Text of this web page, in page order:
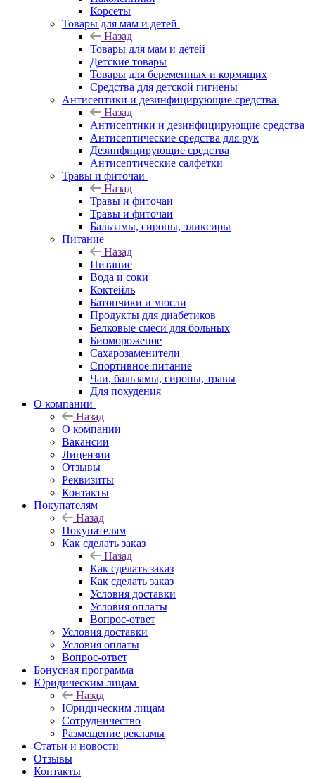
Корсеты
Товары для мам и детей
Назад
Товары для мам и детей
Детские товары
Товары для беременных и кормящих
Средства для детской гигиены
Антисептики и дезинфицирующие средства
Назад
Антисептики и дезинфицирующие средства
Антисептические средства для рук
Дезинфицирующие средства
Антисептические салфетки
Травы и фиточаи
Назад
Травы и фиточаи
Травы и фиточаи
Бальзамы, сиропы, эликсиры
Питание
Назад
Питание
Вода и соки
Коктейль
Батончики и мюсли
Продукты для диабетиков
Белковые смеси для больных
Биомороженое
Сахарозаменители
Спортивное питание
Чаи, бальзамы, сиропы, травы
Для похудения
О компании
Назад
О компании
Вакансии
Лицензии
Отзывы
Реквизиты
Контакты
Покупателям
Назад
Покупателям
Как сделать заказ
Назад
Как сделать заказ
Как сделать заказ
Условия доставки
Условия оплаты
Вопрос-ответ
Условия доставки
Условия оплаты
Вопрос-ответ
Бонусная программа
Юридическим лицам
Назад
Юридическим лицам
Сотрудничество
Размещение рекламы
Статьи и новости
Отзывы
Контакты